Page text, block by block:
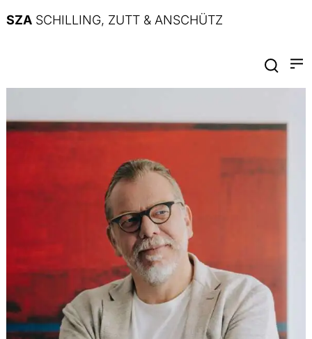
SZA SCHILLING, ZUTT & ANSCHÜTZ